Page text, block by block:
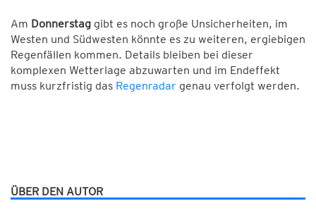
Am Donnerstag gibt es noch große Unsicherheiten, im
Westen und Südwesten könnte es zu weiteren, ergiebigen
Regenfällen kommen. Details bleiben bei dieser
komplexen Wetterlage abzuwarten und im Endeffekt
muss kurzfristig das Regenradar genau verfolgt werden.
ÜBER DEN AUTOR